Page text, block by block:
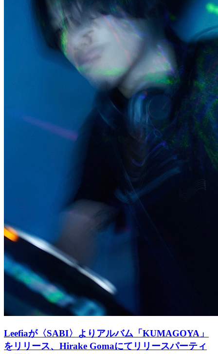
Leefiaが〈SABI〉よりアルバム「KUMAGOYA」
をリリース、Hirake Gomaにてリリースパーティ